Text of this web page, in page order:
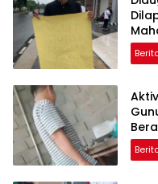
Riau